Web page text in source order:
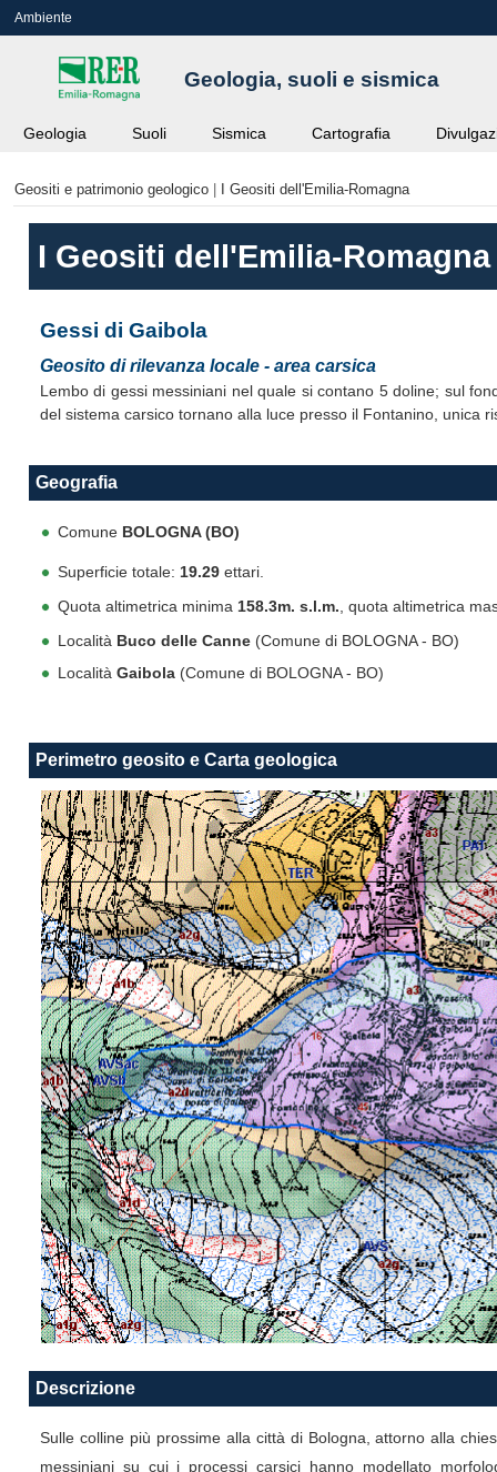
Ambiente
Geologia, suoli e sismica
Geologia Suoli Sismica Cartografia
Geositi e patrimonio geologico I Geositi dell'Emilia-Romagna
I Geositi dell'Emilia-Romagna
Gessi di Gaibola
Geosito di rilevanza locale - area carsica
Lembo di gessi messiniani nel quale si contano 5 doline; sul
del sistema carsico tornano alla luce presso il Fontanino, unica
Geografia
Comune BOLOGNA (BO)
Superficie totale: 19.29ettari.
Quota altimetrica minima 158.3m. s.l.m. , quota altimetrica
Località Buco delle Canne(Comune di BOLOGNA - BO)
Località Gaibola(Comune di BOLOGNA - BO)
Perimetro geosito e Carta geologica
Descrizione
Sulle colline più prossime alla città di Bologna, attorno alla
messiniani su cui i processi carsici hanno modellato